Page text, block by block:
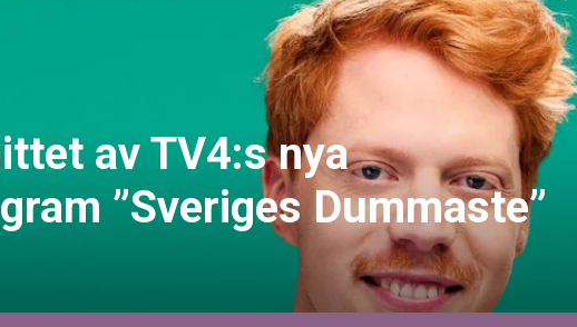
av TV4:s nya
”Sveriges Dummaste”